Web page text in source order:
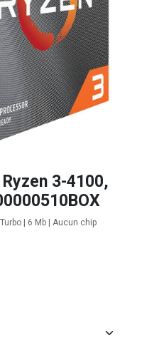
3-4100,
| 6 Mb | Aucun chip